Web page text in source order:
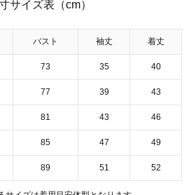
サイズ表（cm）
バスト 袖丈 着丈
73 35 40
77 39 43
81 43 46
85 47 49
89 51 52